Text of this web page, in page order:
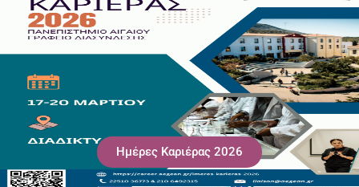
Ημέρες Καριέρας 2026